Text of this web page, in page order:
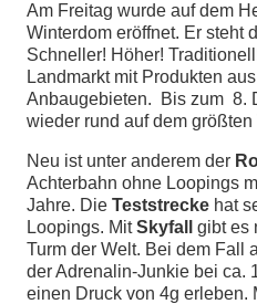
Am Freitag wurde auf dem
Winterdom eröffnet. Er steht
Schneller! Höher!
Landmarkt mit Produkten
Anbaugebieten. Bis zum 8.
wieder rund auf dem
Neu ist unter anderem der
Achterbahn ohne Loopings
Jahre. Die Teststrecke hat
Loopings. MitSkyfall
gibt es
Turm der Welt. Bei dem Fall
der Adrenalin-Junkie bei ca.
einen Druck von 4g erleben.